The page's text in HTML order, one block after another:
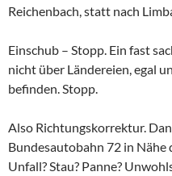
Reichenbach, statt nach
Einschub – Stopp. Ein fast
nicht über Ländereien, egal
befinden. Stopp.
Also Richtungskorrektur.
Bundesautobahn 72 in Nähe
Unfall? Stau? Panne?